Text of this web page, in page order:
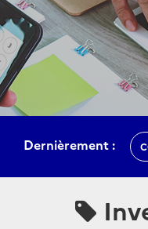
Dernièrement :